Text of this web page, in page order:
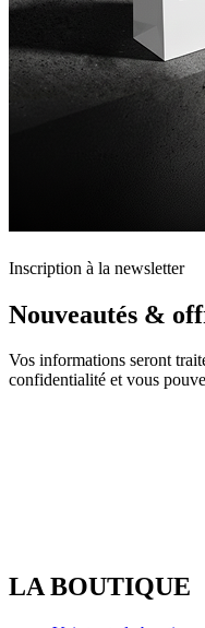
Inscription à la newsletter
Nouveautés &
Vos informations seront
confidentialité et vous
LA BOUTIQUE